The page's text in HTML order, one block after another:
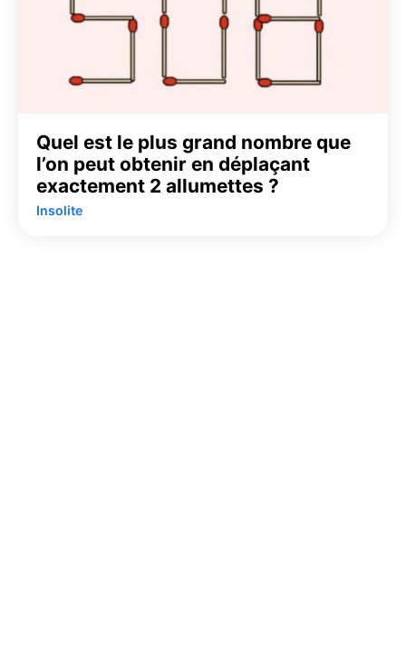
Quel est le plus grand nombre que
l’on peut obtenir en déplaçant
exactement 2 allumettes ?
Insolite